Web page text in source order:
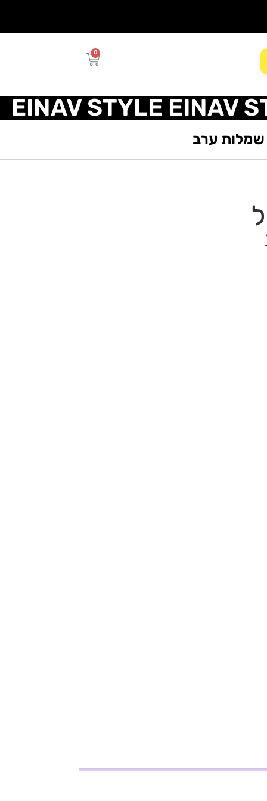
0
EINAV STYLE EINAV
שמלות ערב